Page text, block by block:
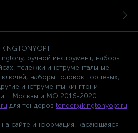
KINGTONYOPT
ручной инструмент, наборы
тележки инструментальные,
наборы головок торцевых,
инструменты кингтони
г. Москвы и МО 2016-2020
для тендеров tender@kingtonyopt.ru
на сайте информация, касающаяся